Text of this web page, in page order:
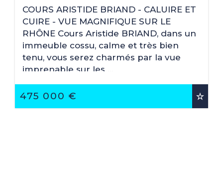
108.98 M2
475 000 €
COURS ARISTIDE BRIAND - CALUIRE ET
CUIRE - VUE MAGNIFIQUE SUR LE
RHÔNE Cours Aristide BRIAND, dans un
immeuble cossu, calme et très bien
tenu, vous serez charmés par la vue
imprenable sur les ...